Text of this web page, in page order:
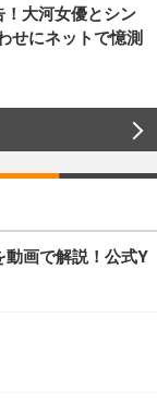
大河女優とシン
せにネットで憶測
動画で解説！公式Y